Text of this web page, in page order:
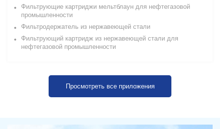
Фильтрующие картриджи мельтблаун для нефтегазовой
промышленности
Фильтродержатель из нержавеющей стали
Фильтрующий картридж из нержавеющей стали для
нефтегазовой промышленности
Просмотреть все приложения